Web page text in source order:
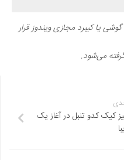
یا کیبرد مجازی ویندوز قرار
می‌شود.
کیک کدو تنبل در آغاز یک